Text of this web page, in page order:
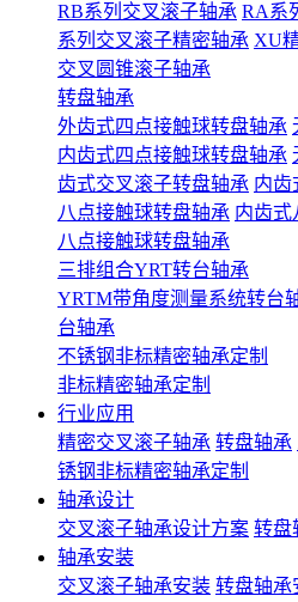
RB系列交叉滚子轴承 RA系
系列交叉滚子精密轴承 XU
交叉圆锥滚子轴承
转盘轴承
外齿式四点接触球转盘轴承
内齿式四点接触球转盘轴承
齿式交叉滚子转盘轴承 内齿
八点接触球转盘轴承 内齿式
八点接触球转盘轴承
三排组合YRT转台轴承
YRTM带角度测量系统转台
台轴承
不锈钢非标精密轴承定制
非标精密轴承定制
行业应用
精密交叉滚子轴承 转盘轴承
锈钢非标精密轴承定制
轴承设计
交叉滚子轴承设计方案 转盘
轴承安装
交叉滚子轴承安装 转盘轴承